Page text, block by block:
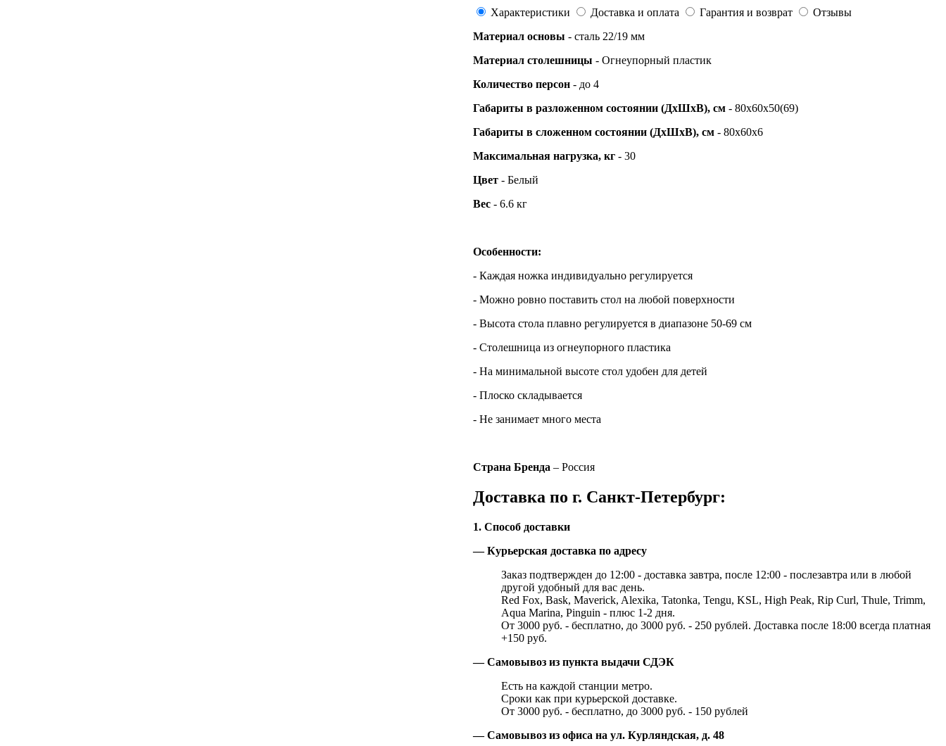
Характеристики Доставка и оплата Гарантия и возврат
Отзывы
Материал основы - сталь 22/19 мм
Материал столешницы - Огнеупорный пластик
Количество персон - до 4
Габариты в разложенном состоянии (ДхШхВ), см - 80х60х50(69)
Габариты в сложенном состоянии (ДхШхВ), см - 80х60х6
Максимальная нагрузка, кг - 30
Цвет - Белый
Вес - 6.6 кг
Особенности:
- Каждая ножка индивидуально регулируется
- Можно ровно поставить стол на любой поверхности
- Высота стола плавно регулируется в диапазоне 50-69 см
- Столешница из огнеупорного пластика
- На минимальной высоте стол удобен для детей
- Плоско складывается
- Не занимает много места
Страна Бренда – Россия
Доставка по г. Санкт-Петербург:
1. Способ доставки
— Курьерская доставка по адресу
Заказ подтвержден до 12:00 - доставка завтра, после 12:00 - послезавтра или в любой
другой удобный для вас день.
Red Fox, Bask, Maverick, Alexika, Tatonka, Tengu, KSL, High Peak, Rip Curl, Thule, Trimm,
Aqua Marina, Pinguin - плюс 1-2 дня.
От 3000 руб. - бесплатно, до 3000 руб. - 250 рублей. Доставка после 18:00 всегда платная
+150 руб.
— Самовывоз из пункта выдачи СДЭК
Есть на каждой станции метро.
Сроки как при курьерской доставке.
От 3000 руб. - бесплатно, до 3000 руб. - 150 рублей
— Самовывоз из офиса на ул. Курляндская, д. 48